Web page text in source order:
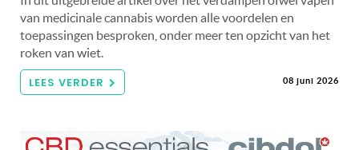
van medicinale cannabis worden alle voordelen en
toepassingen besproken, onder meer ten opzicht van het
roken van wiet.
LEES VERDER 08 juni 2026